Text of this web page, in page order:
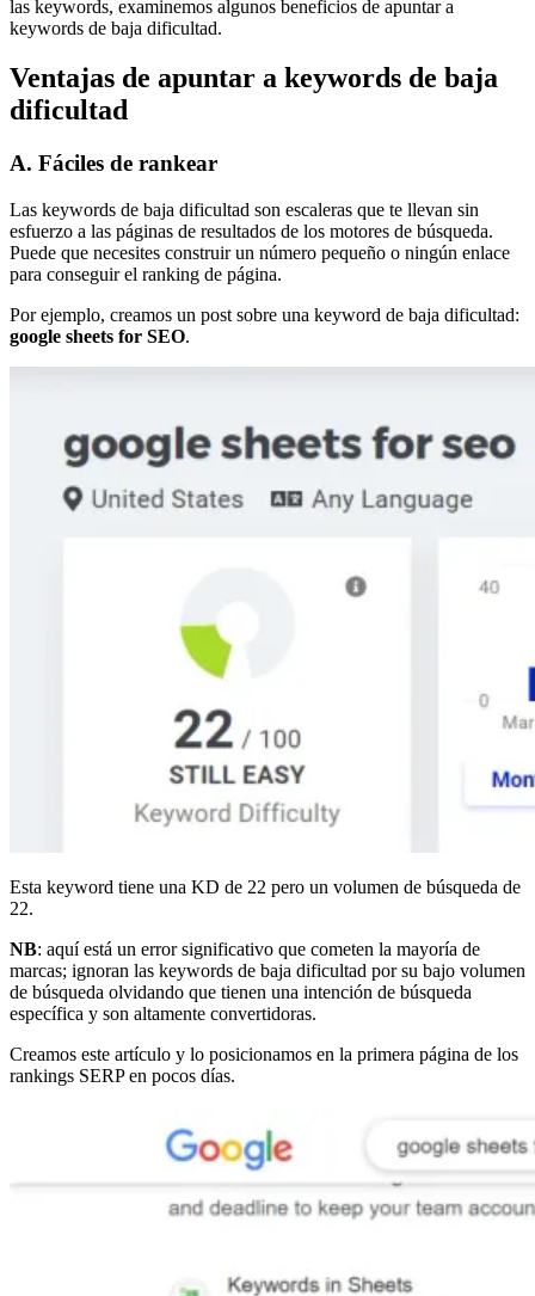
las keywords, examinemos algunos beneficios de apuntar a
keywords de baja dificultad.
Ventajas de apuntar a keywords de baja
dificultad
A. Fáciles de rankear
Las keywords de baja dificultad son escaleras que te llevan sin
esfuerzo a las páginas de resultados de los motores de búsqueda.
Puede que necesites construir un número pequeño o ningún enlace
para conseguir el ranking de página.
Por ejemplo, creamos un post sobre una keyword de baja dificultad:
google sheets for SEO.
Esta keyword tiene una KD de 22 pero un volumen de búsqueda de
22.
NB: aquí está un error significativo que cometen la mayoría de
marcas; ignoran las keywords de baja dificultad por su bajo volumen
de búsqueda olvidando que tienen una intención de búsqueda
específica y son altamente convertidoras.
Creamos este artículo y lo posicionamos en la primera página de los
rankings SERP en pocos días.